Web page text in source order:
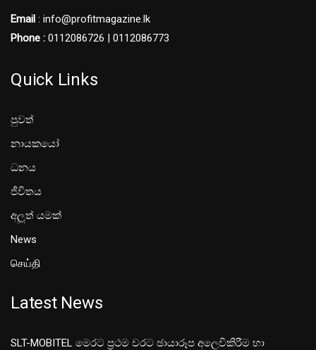
Email : info@profitmagazine.lk
Phone : 0112086726 | 0112086773
Quick Links
පුවත්
නායකයෝ
ධනය
ජීවිතය
අලූත් යමක්
News
செய்தி
Latest News
SLT-MOBITEL මෙරට ප්‍රථම වරට ඡායාරූප අලෙවිකිරීම හා